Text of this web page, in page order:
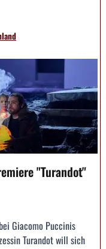
"Turandot"
Giacomo Puccinis
Turandot will sich